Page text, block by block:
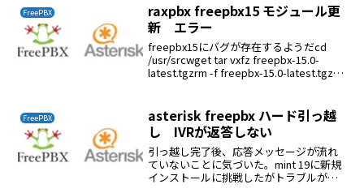
FreePBX
raxpbx freepbx15 モジュール更
新 エラー
freepbx15にバグが存在するようだcd
/usr/srcwget tar vxfz freepbx-15.0-
latest.tgzrm -f freepbx-15.0-latest.tgzcd
FreePBX
asterisk freepbx ハード引っ越
し IVRが返答しない
引っ越し完了後、応答メッセージが流れ
ていないことに気づいた。mint 19に新規
インストールに挑戦したがトラブルが多